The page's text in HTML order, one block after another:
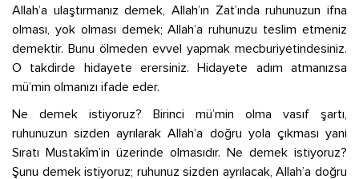
Allah’a ulaştırmanız demek, Allah’ın Zat’ında ruhunuzun ifna
olması, yok olması demek; Allah’a ruhunuzu teslim etmeniz
demektir. Bunu ölmeden evvel yapmak mecburiyetindesiniz.
O takdirde hidayete erersiniz. Hidayete adım atmanızsa
mü’min olmanızı ifade eder.
Ne demek istiyoruz? Birinci mü’min olma vasıf şartı,
ruhunuzun sizden ayrılarak Allah’a doğru yola çıkması yani
Sıratı Mustakîm’in üzerinde olmasıdır. Ne demek istiyoruz?
Şunu demek istiyoruz; ruhunuz sizden ayrılacak, Allah’a doğru